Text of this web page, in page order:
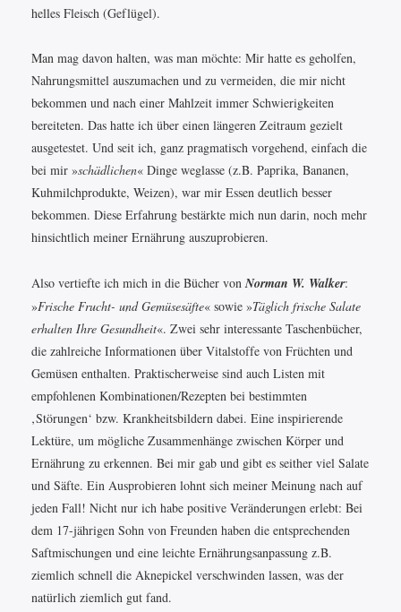
helles Fleisch (Geflügel).
Man mag davon halten, was man möchte: Mir hatte es geholfen,
Nahrungsmittel auszumachen und zu vermeiden, die mir nicht
bekommen und nach einer Mahlzeit immer Schwierigkeiten
bereiteten. Das hatte ich über einen längeren Zeitraum gezielt
ausgetestet. Und seit ich, ganz pragmatisch vorgehend, einfach die
bei mir »schädlichen« Dinge weglasse (z.B. Paprika, Bananen,
Kuhmilchprodukte, Weizen), war mir Essen deutlich besser
bekommen. Diese Erfahrung bestärkte mich nun darin, noch mehr
hinsichtlich meiner Ernährung auszuprobieren.
Also vertiefte ich mich in die Bücher vonNorman W. Walker:
»Frische Frucht- und Gemüsesäfte« sowie »Täglich frische Salate
erhalten Ihre Gesundheit«. Zwei sehr interessante Taschenbücher,
die zahlreiche Informationen über Vitalstoffe von Früchten und
Gemüsen enthalten. Praktischerweise sind auch Listen mit
empfohlenen Kombinationen/Rezepten bei bestimmten
‚Störungen‘ bzw. Krankheitsbildern dabei. Eine inspirierende
Lektüre, um mögliche Zusammenhänge zwischen Körper und
Ernährung zu erkennen. Bei mir gab und gibt es seither viel Salate
und Säfte. Ein Ausprobieren lohnt sich meiner Meinung nach auf
jeden Fall! Nicht nur ich habe positive Veränderungen erlebt: Bei
dem 17-jährigen Sohn von Freunden haben die entsprechenden
Saftmischungen und eine leichte Ernährungsanpassung z.B.
ziemlich schnell die Aknepickel verschwinden lassen, was der
natürlich ziemlich gut fand.